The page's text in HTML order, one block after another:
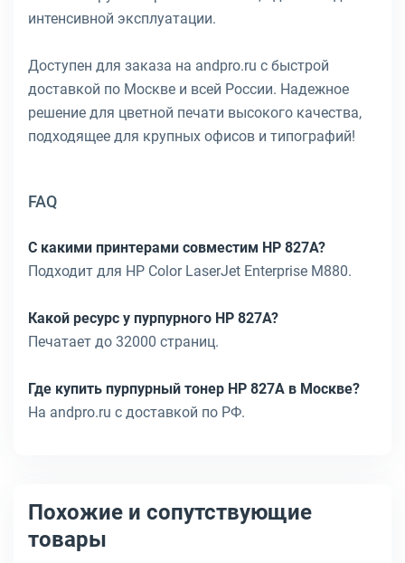
интенсивной эксплуатации.
Доступен для заказа на andpro.ru с быстрой
доставкой по Москве и всей России. Надежное
решение для цветной печати высокого качества,
подходящее для крупных офисов и типографий!
FAQ
С какими принтерами совместим HP 827A?
Подходит для HP Color LaserJet Enterprise M880.
Какой ресурс у пурпурного HP 827A?
Печатает до 32000 страниц.
Где купить пурпурный тонер HP 827A в Москве?
На andpro.ru с доставкой по РФ.
Похожие и сопутствующие
товары